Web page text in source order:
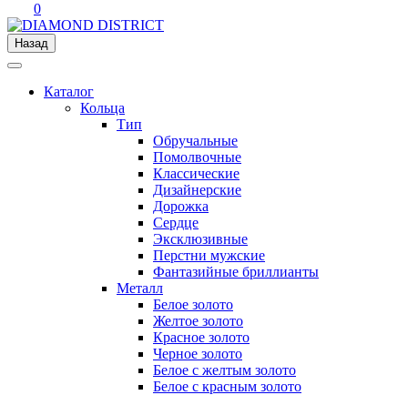
0
Назад
Каталог
Кольца
Тип
Обручальные
Помолвочные
Классические
Дизайнерские
Дорожка
Сердце
Эксклюзивные
Перстни мужские
Фантазийные бриллианты
Металл
Белое золото
Желтое золото
Красное золото
Черное золото
Белое с желтым золото
Белое с красным золото